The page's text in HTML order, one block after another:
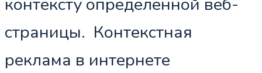
страницы. Контекстная
реклама в интернете